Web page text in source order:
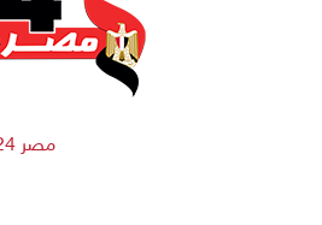
مصر 24